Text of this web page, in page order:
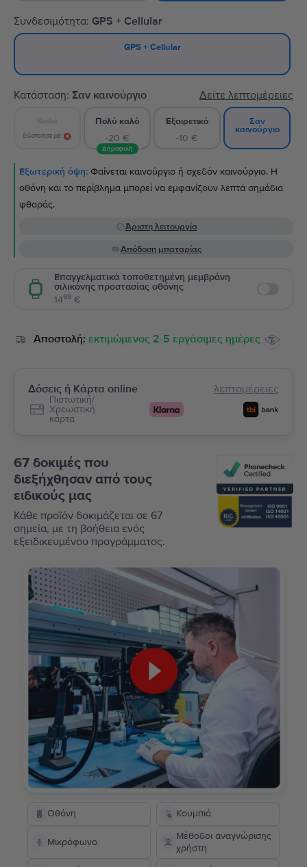
Συνδεσιμότητα: GPS + Cellular
GPS + Cellular
Κατάσταση: Σαν καινούργιο Δείτε λεπτομέρειες
Ειδοποίησε με!
Πολύ καλό
-20 €
Δημοφιλή
Εξαιρετικό
-10 €
Σαν
καινούργιο
Εξωτερική όψη: Φαίνεται καινούργιο ή σχεδόν καινούργιο. Η
οθόνη και το περίβλημα μπορεί να εμφανίζουν λεπτά σημάδια
φθοράς.
Άριστη λειτουργία
Απόδοση μπαταρίας
Επαγγελματικά τοποθετημένη μεμβράνη
σιλικόνης προστασίας οθόνης
1499 €
Αποστολή: εκτιμώμενος 2-5 εργάσιμες ημέρες
Δόσεις ή Κάρτα online λεπτομέρειες
Πιστωτική/
Χρεωστική
κάρτα
67 δοκιμές που
διεξήχθησαν από τους
ειδικούς μας
Κάθε προϊόν δοκιμάζεται σε 67
σημεία, με τη βοήθεια ενός
εξειδικευμένου προγράμματος.
Οθόνη Κουμπιά
Μικρόφωνο
Μέθοδοι αναγνώρισης
χρήστη